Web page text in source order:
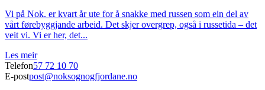
Vi på Nok. er kvart år ute for å snakke med russen som ein del av
vårt førebyggjande arbeid. Det skjer overgrep, også i russetida – det
veit vi. Vi er her, det...
Les meir
Telefon57 72 10 70
E-postpost@noksognogfjordane.no